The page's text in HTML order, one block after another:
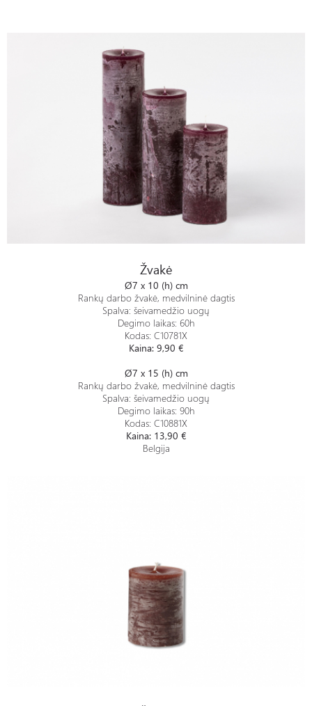
Žvakė
Ø7 x 10 (h) cm
Rankų darbo žvakė, medvilninė dagtis
Spalva: šeivamedžio uogų
Degimo laikas: 60h
Kodas: C10781X
Kaina: 9,90 €
Ø7 x 15 (h) cm
Rankų darbo žvakė, medvilninė dagtis
Spalva: šeivamedžio uogų
Degimo laikas: 90h
Kodas: C10881X
Kaina: 13,90 €
Belgija